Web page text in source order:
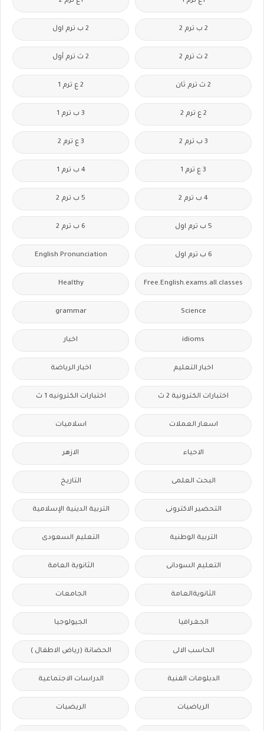
2 ب ترم 2 2 ب ترم اول
2 ث ترم 2 2 ث ترم أول
2 ث ترم ثان 2 ع ترم 1
2 ع ترم 2 3 ب ترم 1
3 ب ترم 2 3 ع ترم 2
3 ع ترم 1 4 ب ترم 1
4 ب ترم 2 5 ب ترم 2
5 ب ترم اول 6 ب ترم 2
6 ب ترم اول English Pronunciation
Free.English.exams.all.classes
Healthy
Science
grammar
idioms اخبار
اخبار التعليم اخبار الرياضة
اختبارات الكترونية 2 ث اختبارات الكترونيه 1 ث
اسعار العملات اسلاميات
الاحياء الازهر
البحث العلمى التاريخ
التحضير الاكترونى التربية الدينية الإسلامية
التربية الوطنية التعليم السعودى
التعليم السودانى الثانوية العامة
الثانويةالعامة الجامعات
الجغرافيا الجيولوجيا
الحاسب الالى الحضانة (رياض الاطفال )
الدبلومات الفنية الدراسات الاجتماعية
الرياضيات الريضيات